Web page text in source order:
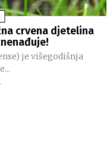
crvena djetelina
je višegodišnja